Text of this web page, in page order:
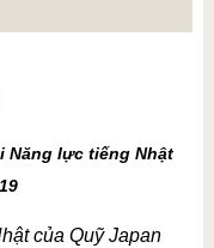
Năng lực tiếng Nhật
của Quỹ Japan